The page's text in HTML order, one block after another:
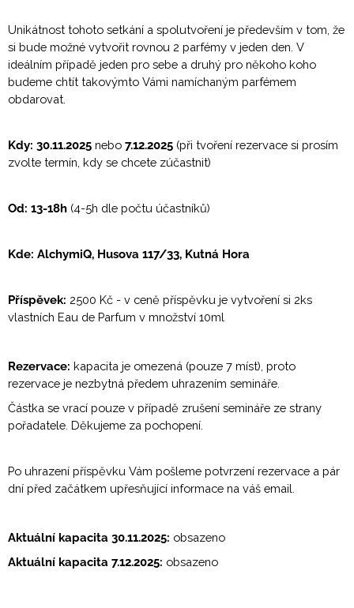
Unikátnost tohoto setkání a spolutvoření je především v tom, že
si bude možné vytvořit rovnou 2 parfémy v jeden den. V
ideálním případě jeden pro sebe a druhý pro někoho koho
budeme chtít takovýmto Vámi namíchaným parfémem
obdarovat.
Kdy: 30.11.2025 nebo 7.12.2025 (při tvoření rezervace si prosím
zvolte termín, kdy se chcete zúčastnit)
Od: 13-18h (4-5h dle počtu účastníků)
Kde: AlchymiQ, Husova 117/33, Kutná Hora
Příspěvek: 2500 Kč - v ceně příspěvku je vytvoření si 2ks
vlastních Eau de Parfum v množství 10ml
Rezervace: kapacita je omezená (pouze 7 míst), proto
rezervace je nezbytná předem uhrazením semináře.
Částka se vrací pouze v případě zrušení semináře ze strany
pořadatele. Děkujeme za pochopení.
Po uhrazení příspěvku Vám pošleme potvrzení rezervace a pár
dní před začátkem upřesňující informace na váš email.
Aktuální kapacita 30.11.2025: obsazeno
Aktuální kapacita 7.12.2025: obsazeno